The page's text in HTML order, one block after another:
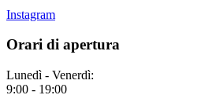
Instagram
Orari di apertura
Lunedì - Venerdì:
9:00 - 19:00